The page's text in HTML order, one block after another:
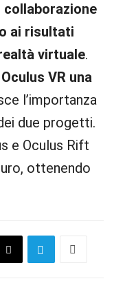
collaborazione
ai risultati
virtuale.
VR una
l’importanza
due progetti.
e Oculus Rift
ottenendo